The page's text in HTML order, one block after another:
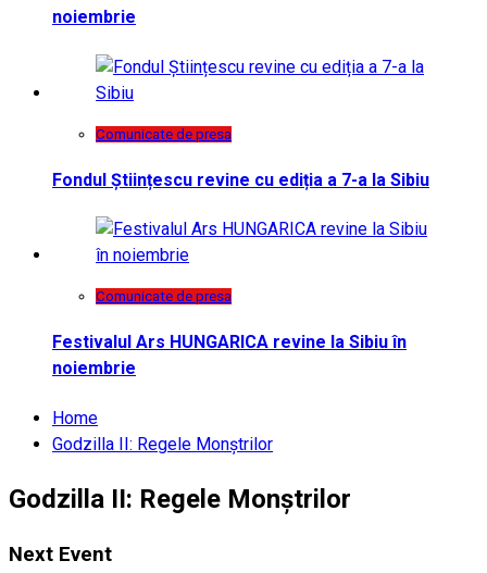
noiembrie
Comunicate de presa
Fondul Științescu revine cu ediția a 7-a la Sibiu
Comunicate de presa
Festivalul Ars HUNGARICA revine la Sibiu în
noiembrie
Home
Godzilla II: Regele Monștrilor
Godzilla II: Regele Monștrilor
Next Event